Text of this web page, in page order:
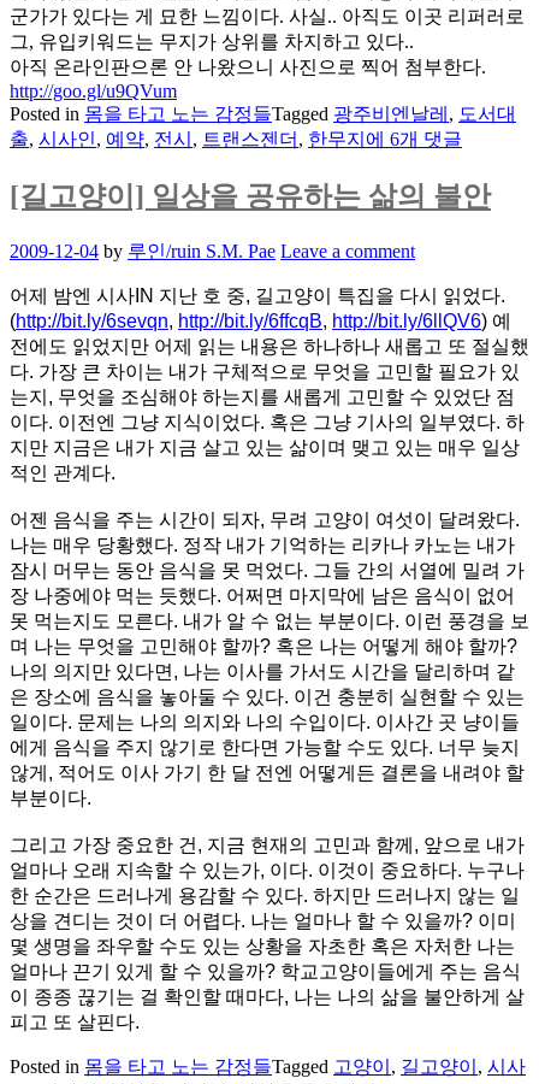
군가가 있다는 게 묘한 느낌이다. 사실.. 아직도 이곳 리퍼러로
그, 유입키워드는 무지가 상위를 차지하고 있다..
아직 온라인판으론 안 나왔으니 사진으로 찍어 첨부한다.
http://goo.gl/u9QVum
Posted in 몸을 타고 노는 감정들Tagged 광주비엔날레 , 도서대
출, 시사인, 예약, 전시 , 트랜스젠더 , 한무지 잡
광
비
엔
날
레,
트
랜
스
젠
더
구
자
등
장?,
시
사
인-
무
지
에 6개 댓글
[길고양이] 일상을 공유하는 삶의 불안
Posted
2009-12-04 by 루인/ruin S.M. Pae Leave a comment
어제 밤엔 시사IN 지난 호 중, 길고양이 특집을 다시 읽었다.
(http://bit.ly/6sevqn, http://bit.ly/6ffcqB, http://bit.ly/6llQV6) 예
전에도 읽었지만 어제 읽는 내용은 하나하나 새롭고 또 절실했
다. 가장 큰 차이는 내가 구체적으로 무엇을 고민할 필요가 있
는지, 무엇을 조심해야 하는지를 새롭게 고민할 수 있었단 점
이다. 이전엔 그냥 지식이었다. 혹은 그냥 기사의 일부였다. 하
지만 지금은 내가 지금 살고 있는 삶이며 맺고 있는 매우 일상
적인 관계다.
어젠 음식을 주는 시간이 되자, 무려 고양이 여섯이 달려왔다.
나는 매우 당황했다. 정작 내가 기억하는 리카나 카노는 내가
잠시 머무는 동안 음식을 못 먹었다. 그들 간의 서열에 밀려 가
장 나중에야 먹는 듯했다. 어쩌면 마지막에 남은 음식이 없어
못 먹는지도 모른다. 내가 알 수 없는 부분이다. 이런 풍경을 보
며 나는 무엇을 고민해야 할까? 혹은 나는 어떻게 해야 할까?
나의 의지만 있다면, 나는 이사를 가서도 시간을 달리하며 같
은 장소에 음식을 놓아둘 수 있다. 이건 충분히 실현할 수 있는
일이다. 문제는 나의 의지와 나의 수입이다. 이사간 곳 냥이들
에게 음식을 주지 않기로 한다면 가능할 수도 있다. 너무 늦지
않게, 적어도 이사 가기 한 달 전엔 어떻게든 결론을 내려야 할
부분이다.
그리고 가장 중요한 건, 지금 현재의 고민과 함께, 앞으로 내가
얼마나 오래 지속할 수 있는가, 이다. 이것이 중요하다. 누구나
한 순간은 드러나게 용감할 수 있다. 하지만 드러나지 않는 일
상을 견디는 것이 더 어렵다. 나는 얼마나 할 수 있을까? 이미
몇 생명을 좌우할 수도 있는 상황을 자초한 혹은 자처한 나는
얼마나 끈기 있게 할 수 있을까? 학교고양이들에게 주는 음식
이 종종 끊기는 걸 확인할 때마다, 나는 나의 삶을 불안하게 살
피고 또 살핀다.
Posted in 몸을 타고 노는 감정들Tagged 고양이 , 길고양이 , 시사